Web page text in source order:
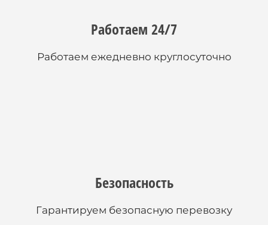
Работаем 24/7
Работаем ежедневно круглосуточно
Безопасность
Гарантируем безопасную перевозку